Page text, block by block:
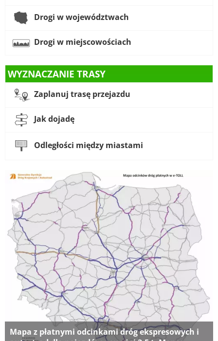
Drogi w województwach
Drogi w miejscowościach
WYZNACZANIE TRASY
Zaplanuj trasę przejazdu
Jak dojadę
Odległości między miastami
Mapa z płatnymi odcinkami dróg ekspresowych i